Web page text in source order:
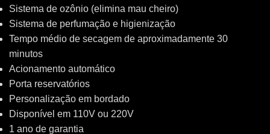
Sistema de ozônio (elimina mau cheiro)
Sistema de perfumação e higienização
Tempo médio de secagem de aproximadamente 30
minutos
Acionamento automático
Porta reservatórios
Personalização em bordado
Disponível em 110V ou 220V
1 ano de garantia